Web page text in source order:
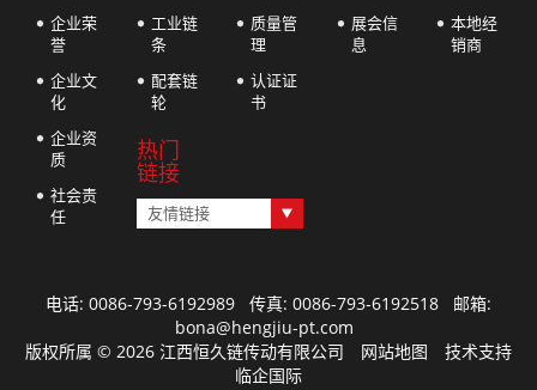
企业荣
誉
企业文
化
企业资
质
社会责
任
工业链
条
配套链
轮
热门
链接
友情链接
质量管
理
认证证
书
展会信
息
本地经
销商
电话: 0086-793-6192989 传真: 0086-793-6192518 邮箱:
bona@hengjiu-pt.com
版权所属 © 2026 江西恒久链传动有限公司 网站地图 技术支持
临企国际